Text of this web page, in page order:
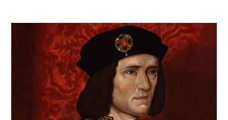
চমকপ্রদ
তথ্য